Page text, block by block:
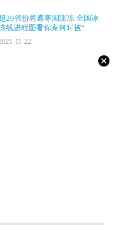
20省份将遭寒潮速冻 全国冰
线进程图看你家何时被“
11-22